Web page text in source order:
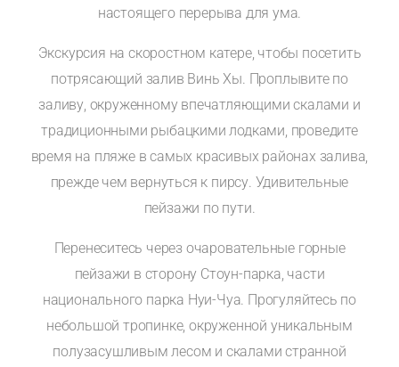
настоящего перерыва для ума.
Экскурсия на скоростном катере, чтобы посетить
потрясающий залив Винь Хы. Проплывите по
заливу, окруженному впечатляющими скалами и
традиционными рыбацкими лодками, проведите
время на пляже в самых красивых районах залива,
прежде чем вернуться к пирсу. Удивительные
пейзажи по пути.
Перенеситесь через очаровательные горные
пейзажи в сторону Стоун-парка, части
национального парка Нуи-Чуа. Прогуляйтесь по
небольшой тропинке, окруженной уникальным
полузасушливым лесом и скалами странной